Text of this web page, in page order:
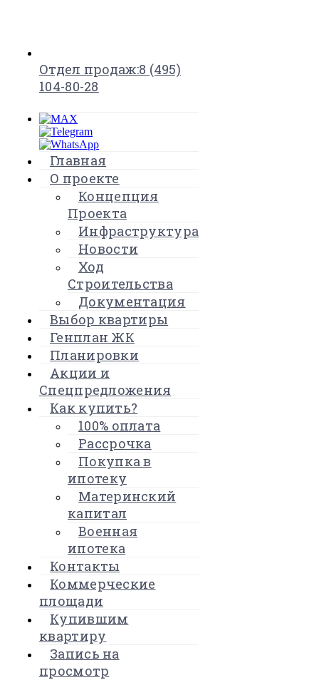
Отдел продаж:8 (495)
104-80-28
Главная
О проекте
Концепция
Проекта
Инфраструктура
Новости
Ход
Строительства
Документация
Выбор квартиры
Генплан ЖК
Планировки
Акции и
Спецпредложения
Как купить?
100% оплата
Рассрочка
Покупка в
ипотеку
Материнский
капитал
Военная
ипотека
Контакты
Коммерческие
площади
Купившим
квартиру
Запись на
просмотр